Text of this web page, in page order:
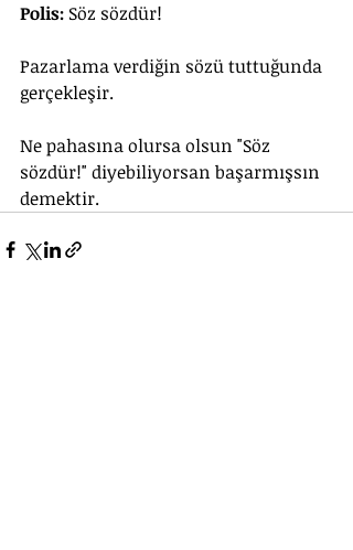
Polis: Söz sözdür!
Pazarlama verdiğin sözü tuttuğunda
gerçekleşir.
Ne pahasına olursa olsun "Söz
sözdür!" diyebiliyorsan başarmışsın
demektir.